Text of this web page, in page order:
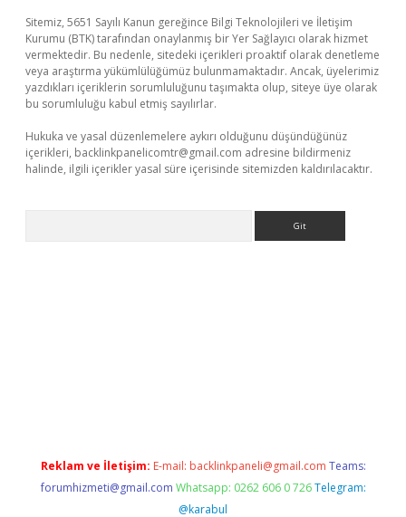
Sitemiz, 5651 Sayılı Kanun gereğince Bilgi Teknolojileri ve İletişim
Kurumu (BTK) tarafından onaylanmış bir Yer Sağlayıcı olarak hizmet
vermektedir. Bu nedenle, sitedeki içerikleri proaktif olarak denetleme
veya araştırma yükümlülüğümüz bulunmamaktadır. Ancak, üyelerimiz
yazdıkları içeriklerin sorumluluğunu taşımakta olup, siteye üye olarak
bu sorumluluğu kabul etmiş sayılırlar.
Hukuka ve yasal düzenlemelere aykırı olduğunu düşündüğünüz
içerikleri, backlinkpanelicomtr@gmail.com adresine bildirmeniz
halinde, ilgili içerikler yasal süre içerisinde sitemizden kaldırılacaktır.
Reklam ve İletişim: E-mail: backlinkpaneli@gmail.com Teams:
forumhizmeti@gmail.com Whatsapp: 0262 606 0 726 Telegram:
@karabul